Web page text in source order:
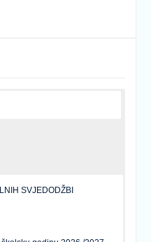
SVJEDODŽBI